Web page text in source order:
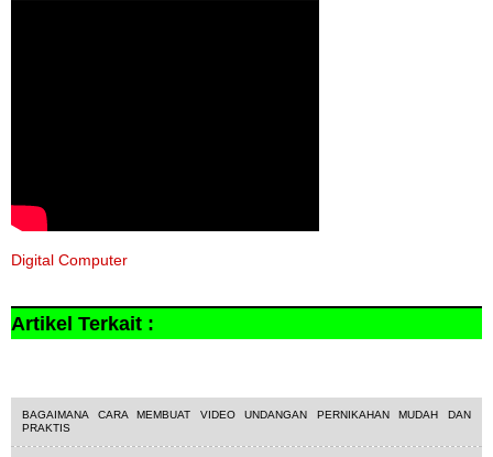
Digital Computer
Artikel Terkait :
BAGAIMANA CARA MEMBUAT VIDEO UNDANGAN PERNIKAHAN MUDAH DAN
PRAKTIS